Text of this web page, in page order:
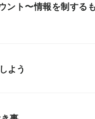
ト〜情報を制する
よう